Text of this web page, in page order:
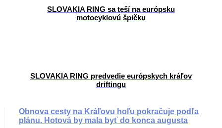
SLOVAKIA RING sa teší na európsku
motocyklovú špičku
SLOVAKIA RING predvedie európskych kráľov
driftingu
Obnova cesty na Kráľovu hoľu pokračuje podľa
plánu. Hotová by mala byť do konca augusta